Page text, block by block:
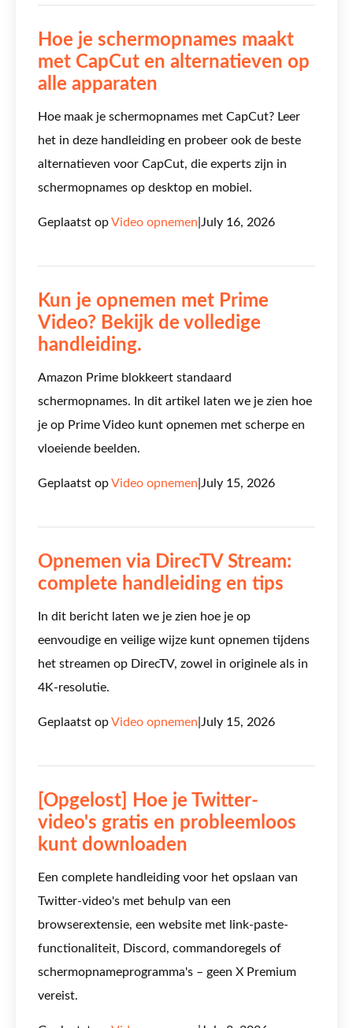
Hoe je schermopnames maakt
met CapCut en alternatieven op
alle apparaten
Hoe maak je schermopnames met CapCut? Leer
het in deze handleiding en probeer ook de beste
alternatieven voor CapCut, die experts zijn in
schermopnames op desktop en mobiel.
Geplaatst opVideo opnemen July 16, 2026
Kun je opnemen met Prime
Video? Bekijk de volledige
handleiding.
Amazon Prime blokkeert standaard
schermopnames. In dit artikel laten we je zien hoe
je op Prime Video kunt opnemen met scherpe en
vloeiende beelden.
Geplaatst opVideo opnemen July 15, 2026
Opnemen via DirecTV Stream:
complete handleiding en tips
In dit bericht laten we je zien hoe je op
eenvoudige en veilige wijze kunt opnemen tijdens
het streamen op DirecTV, zowel in originele als in
4K-resolutie.
Geplaatst opVideo opnemen July 15, 2026
[Opgelost] Hoe je Twitter-
video's gratis en probleemloos
kunt downloaden
Een complete handleiding voor het opslaan van
Twitter-video's met behulp van een
browserextensie, een website met link-paste-
functionaliteit, Discord, commandoregels of
schermopnameprogramma's – geen X Premium
vereist.